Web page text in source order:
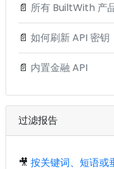
📄 所有 BuiltWith 产
📄 如何刷新 API 密钥
📄 内置金融 API
过滤报告
🎥 按关键词、短语或